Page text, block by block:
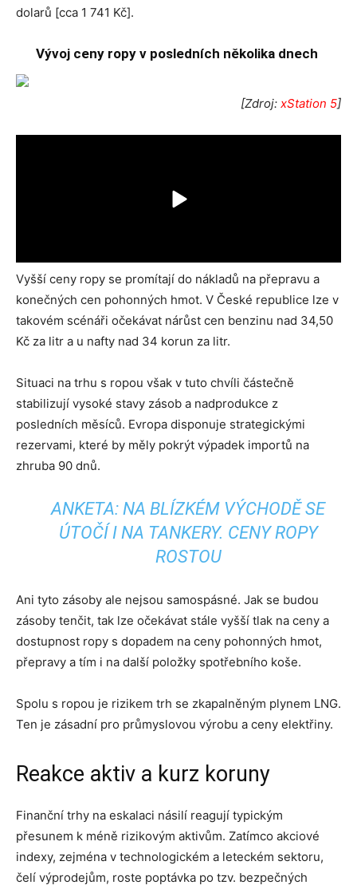
dolarů [cca 1 741 Kč].
Vývoj ceny ropy v posledních několika dnech
[Zdroj: xStation 5]
Vyšší ceny ropy se promítají do nákladů na přepravu a
konečných cen pohonných hmot. V České republice lze v
takovém scénáři očekávat nárůst cen benzinu nad 34,50
Kč za litr a u nafty nad 34 korun za litr.
Situaci na trhu s ropou však v tuto chvíli částečně
stabilizují vysoké stavy zásob a nadprodukce z
posledních měsíců. Evropa disponuje strategickými
rezervami, které by měly pokrýt výpadek importů na
zhruba 90 dnů.
ANKETA: NA BLÍZKÉM VÝCHODĚ SE
ÚTOČÍ I NA TANKERY. CENY ROPY
ROSTOU
Ani tyto zásoby ale nejsou samospásné. Jak se budou
zásoby tenčit, tak lze očekávat stále vyšší tlak na ceny a
dostupnost ropy s dopadem na ceny pohonných hmot,
přepravy a tím i na další položky spotřebního koše.
Spolu s ropou je rizikem trh se zkapalněným plynem LNG.
Ten je zásadní pro průmyslovou výrobu a ceny elektřiny.
Reakce aktiv a kurz koruny
Finanční trhy na eskalaci násilí reagují typickým
přesunem k méně rizikovým aktivům. Zatímco akciové
indexy, zejména v technologickém a leteckém sektoru,
čelí výprodejům, roste poptávka po tzv. bezpečných